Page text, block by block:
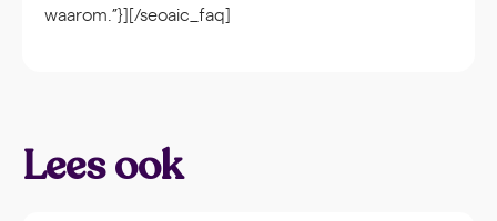
waarom.”}][/seoaic_faq]
Lees ook